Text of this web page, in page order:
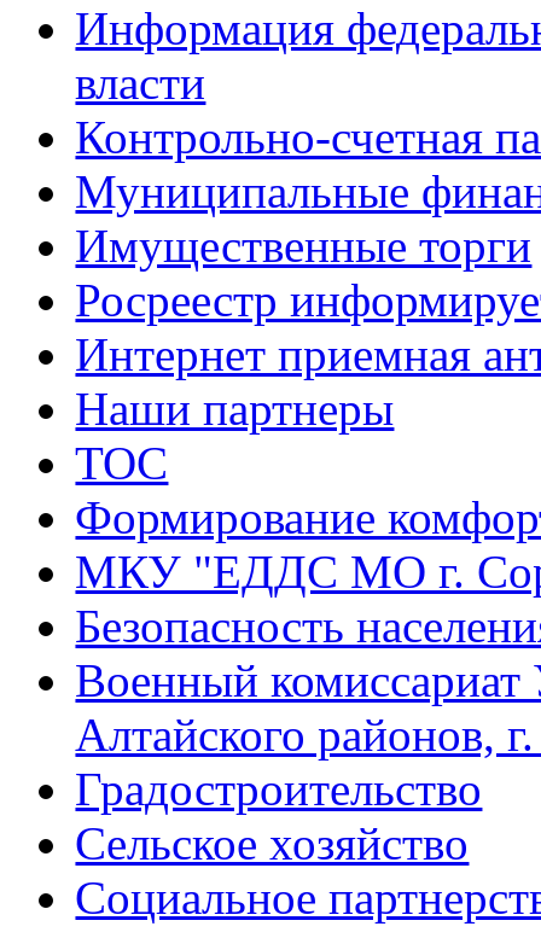
Информация
власти
Контрольно-счетная
Муниципальные
Имущественные торги
Росреестр
Интернет приемная
Наши партнеры
ТОС
Формирование
МКУ "ЕДДС МО г.
Безопасность
Военный комиссариат
Алтайского районов,
Градостроительство
Сельское хозяйство
Социальное